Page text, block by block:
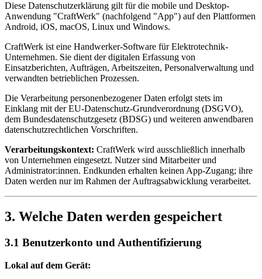
Diese Datenschutzerklärung gilt für die mobile und Desktop-
Anwendung "CraftWerk" (nachfolgend "App") auf den Plattformen
Android, iOS, macOS, Linux und Windows.
CraftWerk ist eine Handwerker-Software für Elektrotechnik-
Unternehmen. Sie dient der digitalen Erfassung von
Einsatzberichten, Aufträgen, Arbeitszeiten, Personalverwaltung und
verwandten betrieblichen Prozessen.
Die Verarbeitung personenbezogener Daten erfolgt stets im
Einklang mit der EU-Datenschutz-Grundverordnung (DSGVO),
dem Bundesdatenschutzgesetz (BDSG) und weiteren anwendbaren
datenschutzrechtlichen Vorschriften.
Verarbeitungskontext: CraftWerk wird ausschließlich innerhalb
von Unternehmen eingesetzt. Nutzer sind Mitarbeiter und
Administrator:innen. Endkunden erhalten keinen App-Zugang; ihre
Daten werden nur im Rahmen der Auftragsabwicklung verarbeitet.
3. Welche Daten werden gespeichert
3.1 Benutzerkonto und Authentifizierung
Lokal auf dem Gerät: